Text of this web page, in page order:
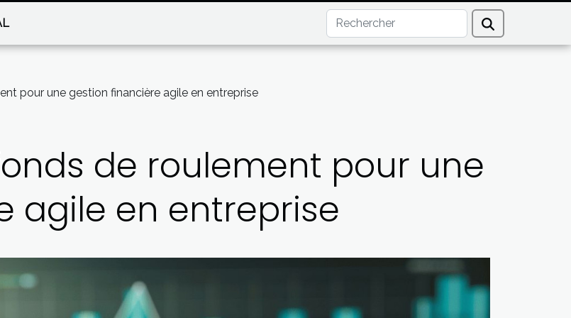
pour une gestion financière agile en entreprise
de roulement pour une
agile en entreprise